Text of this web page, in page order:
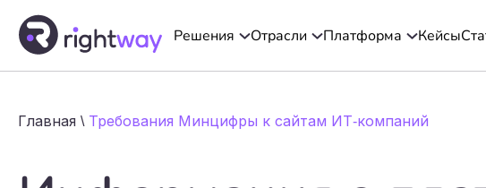
Решения Отрасли Платформа Кейсы
Главная \ Требования Минцифры к сайтам ИТ-компаний